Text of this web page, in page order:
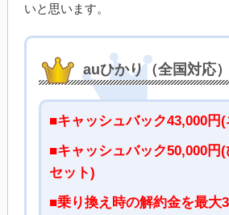
いと思います。
auひかり（全国対応）
■キャッシュバック43,000円
■キャッシュバック50,000円
セット)
■乗り換え時の解約金を最大